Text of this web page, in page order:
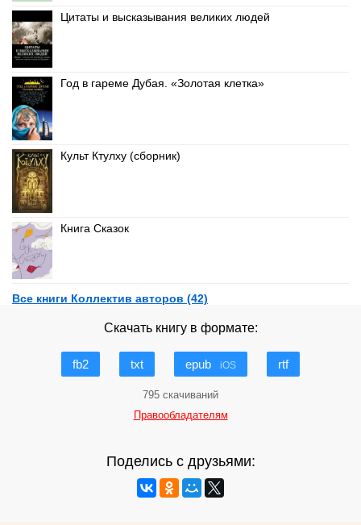
Цитаты и высказывания великих людей
Год в гареме Дубая. «Золотая клетка»
Культ Ктулху (сборник)
Книга Сказок
Все книги Коллектив авторов (42)
Скачать книгу в формате:
fb2 txt epub iOS rtf
795 скачиваний
Правообладателям
Поделись с друзьями: